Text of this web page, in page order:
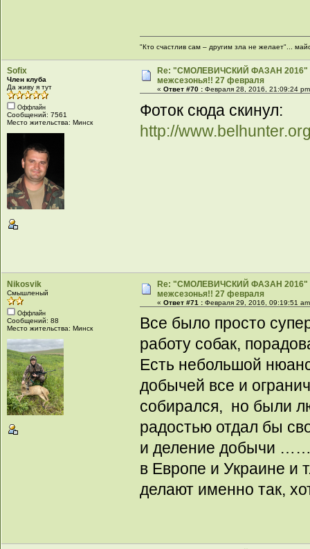
"Кто счастлив сам – другим зла не желает"...
Sofix
Член клуба
Да живу я тут
Оффлайн
Сообщений: 7561
Место жительства: Минск
Re: "СМОЛЕВИЧСКИЙ ФАЗАН 2016"
межсезонья!! 27 февраля
«Ответ #70 : Февраля 28, 2016, 21:09:24
Фоток сюда скинул:
http://
Nikosvik
Смышленый
Оффлайн
Сообщений: 88
Место жительства: Минск
Re: "СМОЛЕВИЧСКИЙ ФАЗАН 2016" -
межсезонья!! 27 февраля
«Ответ #71 : Февраля 29, 2016, 09:19:51
Все было просто
работу собак,
Есть небольшой
добычей все и
собирался, но были
радостью отдал бы
и деление добычи
в Европе и Украине и
делают именно так,